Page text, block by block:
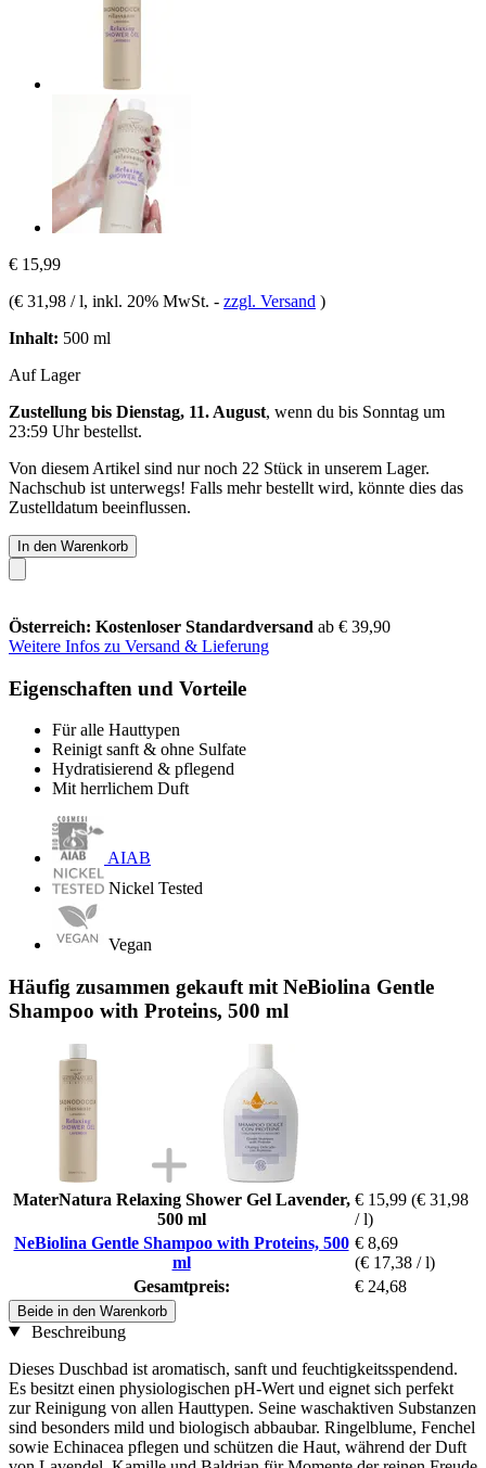
€ 15,99
(€ 31,98 / l, inkl. 20% MwSt. - zzgl. Versand )
Inhalt: 500 ml
Auf Lager
Zustellung bis Dienstag, 11. August, wenn du bis Sonntag um
23:59 Uhrbestellst.
Von diesem Artikel sind nur noch 22 Stück in unserem Lager.
Nachschub ist unterwegs! Falls mehr bestellt wird, könnte dies das
Zustelldatum beeinflussen.
In den Warenkorb
Österreich: Kostenloser Standardversand ab € 39,90
Weitere Infos zu Versand & Lieferung
Eigenschaften und Vorteile
Für alle Hauttypen
Reinigt sanft & ohne Sulfate
Hydratisierend & pflegend
Mit herrlichem Duft
AIAB
Nickel Tested
Vegan
Häufig zusammen gekauft mit NeBiolina Gentle
Shampoo with Proteins, 500 ml
MaterNatura Relaxing Shower Gel Lavender,
500 ml
€ 15,99 (€ 31,98
/ l)
NeBiolina Gentle Shampoo with Proteins, 500
ml
€ 8,69
(€ 17,38 / l)
Gesamtpreis:
€ 24,68
Beide in den Warenkorb
Beschreibung
Dieses Duschbad ist aromatisch, sanft und feuchtigkeitsspendend.
Es besitzt einen physiologischen pH-Wert und eignet sich perfekt
zur Reinigung von allen Hauttypen. Seine waschaktiven Substanzen
sind besonders mild und biologisch abbaubar. Ringelblume, Fenchel
sowie Echinacea pflegen und schützen die Haut, während der Duft